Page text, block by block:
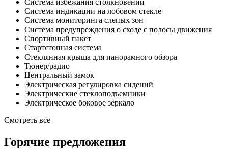
Система индикации на лобовом стекле
Система мониторинга слепых зон
Система предупреждения о сходе с полосы движения
Спортивный пакет
Стартстопная система
Стеклянная крыша для панорамного обзора
Тюнер/радио
Центральный замок
Электрическая регулировка сидений
Электрические стеклоподъемники
Электрическое боковое зеркало
Смотреть все
Горячие предложения